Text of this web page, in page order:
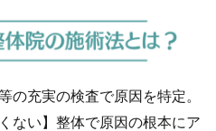
の充実の検査で原因を特定。
ない】整体で原因の根本にア